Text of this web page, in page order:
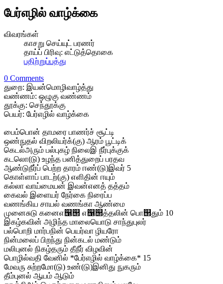
பேர்எழில் வாழ்க்கை
விவரங்கள்
காசறு செய்யுட் பரணர்
தாய்ப் பிரிவு: எட்டுத்தொகை
பதிற்றுப்பத்து
0 Comments
துறை: இயன்மொழிவாழ்த்து
வண்ணம்: ஒழுகு வண்ணம்
தூக்கு: செந்தூக்கு
பெயர்: பேர்எழில் வாழ்க்கை
பைம்பொன் தாமரை பாணர்ச் சூட்டி
ஒண்நுதல் விறலியர்க்(கு) ஆரம் பூட்டிக்
கெடல்அரும் பல்புகழ் நிலைஇ நீர்புக்குக்
கடலொ(டு) உழந்த பனித்துறைப் பரதவ
ஆண்டுநீர்ப் பெற்ற தாரம் ஈண்(டு)இவர் 5
கொள்ளாப் பாடற்(கு) எளிதின் ஈயும்
கல்லா வாய்மையன் இவன்எனத் தத்தம்
கைவல் இளையர் நேர்கை நிரைப்ப
வணங்கிய சாயல் வணங்கா ஆண்மை
முனைசுடு கனைஎ஡஢ எ஡஢த்தலின் பொ஢தும் 10
இகழ்கவின் அழிந்த மாலையொடு சாந்துபுலர்
பல்பொறி மார்பநின் பெயர்வா ழியரோ
நின்மலைப் பிறந்து நின்கடல் மண்டும்
மலிபுனல் நிகழ்தரும் தீநீர் விழவின்
பொழில்வதி வேனில் *பேர்எழில் வாழ்க்கை* 15
மேவரு சுற்றமோ(டு) உண்(டு)இனிது நுகரும்
தீம்புனல் ஆயம் ஆடும்